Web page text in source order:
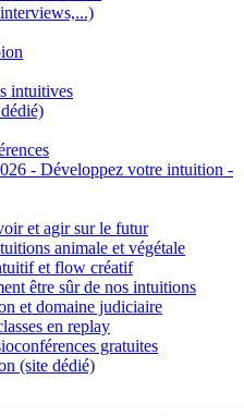
intuitives
- Développez votre intuition -
et agir sur le futur
animale et végétale
et flow créatif
être sûr de nos intuitions
et domaine judiciaire
en replay
gratuites
(site dédié)